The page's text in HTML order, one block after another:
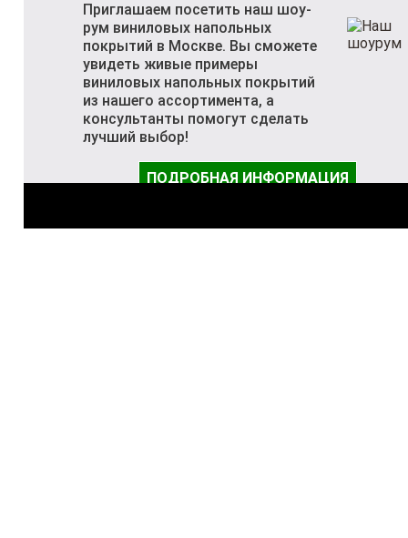
Приглашаем посетить наш шоу-
рум виниловых напольных
покрытий в Москве. Вы сможете
увидеть живые примеры
виниловых напольных покрытий
из нашего ассортимента, а
консультанты помогут сделать
лучший выбор!
ПОДРОБНАЯ ИНФОРМАЦИЯ